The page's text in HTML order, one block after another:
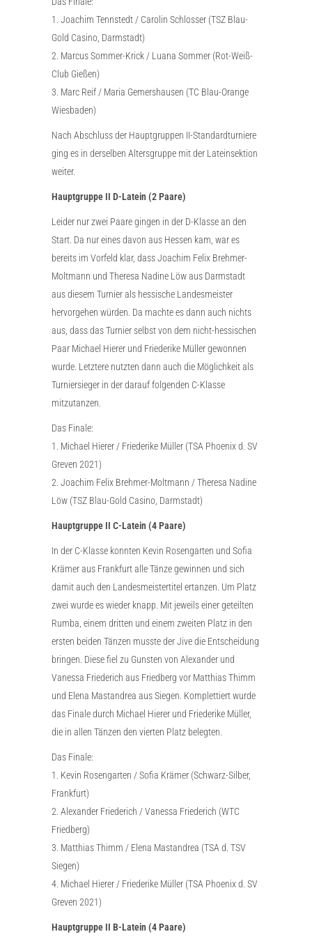
1. Joachim Tennstedt / Carolin Schlosser (TSZ Blau-
Gold Casino, Darmstadt)
2. Marcus Sommer-Krick / Luana Sommer (Rot-Weiß-
Club Gießen)
3. Marc Reif / Maria Gemershausen (TC Blau-Orange
Wiesbaden)
Nach Abschluss der Hauptgruppen II-Standardturniere
ging es in derselben Altersgruppe mit der Lateinsektion
weiter.
Hauptgruppe II D-Latein (2 Paare)
Leider nur zwei Paare gingen in der D-Klasse an den
Start. Da nur eines davon aus Hessen kam, war es
bereits im Vorfeld klar, dass Joachim Felix Brehmer-
Moltmann und Theresa Nadine Löw aus Darmstadt
aus diesem Turnier als hessische Landesmeister
hervorgehen würden. Da machte es dann auch nichts
aus, dass das Turnier selbst von dem nicht-hessischen
Paar Michael Hierer und Friederike Müller gewonnen
wurde. Letztere nutzten dann auch die Möglichkeit als
Turniersieger in der darauf folgenden C-Klasse
mitzutanzen.
Das Finale:
1. Michael Hierer / Friederike Müller (TSA Phoenix d. SV
Greven 2021)
2. Joachim Felix Brehmer-Moltmann / Theresa Nadine
Löw (TSZ Blau-Gold Casino, Darmstadt)
Hauptgruppe II C-Latein (4 Paare)
In der C-Klasse konnten Kevin Rosengarten und Sofia
Krämer aus Frankfurt alle Tänze gewinnen und sich
damit auch den Landesmeistertitel ertanzen. Um Platz
zwei wurde es wieder knapp. Mit jeweils einer geteilten
Rumba, einem dritten und einem zweiten Platz in den
ersten beiden Tänzen musste der Jive die Entscheidung
bringen. Diese fiel zu Gunsten von Alexander und
Vanessa Friederich aus Friedberg vor Matthias Thimm
und Elena Mastandrea aus Siegen. Komplettiert wurde
das Finale durch Michael Hierer und Friederike Müller,
die in allen Tänzen den vierten Platz belegten.
Das Finale:
1. Kevin Rosengarten / Sofia Krämer (Schwarz-Silber,
Frankfurt)
2. Alexander Friederich / Vanessa Friederich (WTC
Friedberg)
3. Matthias Thimm / Elena Mastandrea (TSA d. TSV
Siegen)
4. Michael Hierer / Friederike Müller (TSA Phoenix d. SV
Greven 2021)
Hauptgruppe II B-Latein (4 Paare)